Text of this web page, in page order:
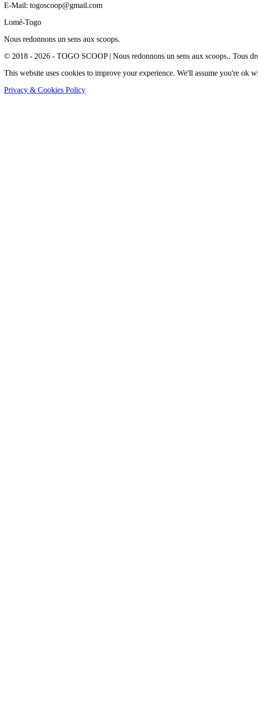
E-Mail: togoscoop@gmail.com
Lomé-Togo
Nous redonnons un sens aux scoops.
© 2018 - 2026 - TOGO SCOOP | Nous redonnons un sens aux scoops.. Tous
This website uses cookies to improve your experience. We'll assume you're ok
Privacy & Cookies Policy